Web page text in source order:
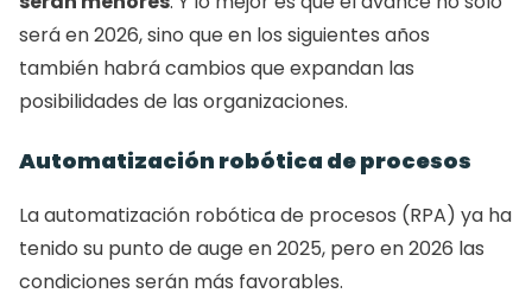
será en 2026, sino que en los siguientes años
también habrá cambios que expandan las
posibilidades de las organizaciones.
Automatización robótica de procesos
La automatización robótica de procesos (RPA) ya ha
tenido su punto de auge en 2025, pero en 2026 las
condiciones serán más favorables.